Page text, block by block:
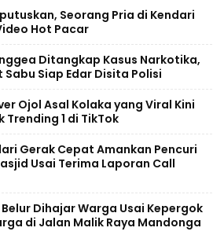
Seorang Pria di Kendari
Hot Pacar
Ditangkap Kasus Narkotika,
Sabu Siap Edar Disita Polisi
Ojol Asal Kolaka yang Viral Kini
Trending 1 di TikTok
Gerak Cepat Amankan Pencuri
Usai Terima Laporan Call
Dihajar Warga Usai Kepergok
di Jalan Malik Raya Mandonga